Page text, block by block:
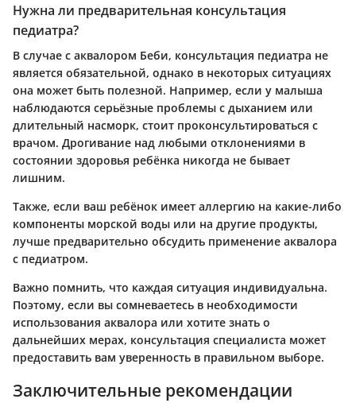
Нужна ли предварительная консультация
педиатра?
В случае с аквалором Беби, консультация педиатра не
является обязательной, однако в некоторых ситуациях
она может быть полезной. Например, если у малыша
наблюдаются серьёзные проблемы с дыханием или
длительный насморк, стоит проконсультироваться с
врачом. Дрогивание над любыми отклонениями в
состоянии здоровья ребёнка никогда не бывает
лишним.
Также, если ваш ребёнок имеет аллергию на какие-либо
компоненты морской воды или на другие продукты,
лучше предварительно обсудить применение аквалора
с педиатром.
Важно помнить, что каждая ситуация индивидуальна.
Поэтому, если вы сомневаетесь в необходимости
использования аквалора или хотите знать о
дальнейших мерах, консультация специалиста может
предоставить вам уверенность в правильном выборе.
Заключительные рекомендации